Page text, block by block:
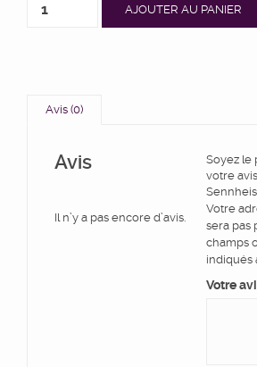
AJOUTER AU PANIER
Avis (0)
Avis
Il n’y a pas encore d’avis.
Soyez le
votre
Votre
sera pas
champs
indiqués
Votre